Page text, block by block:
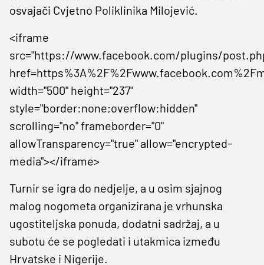
osvajači Cvjetno Poliklinika Milojević.
<iframe
src="https://www.facebook.com/plugins/
width="500" height="237"
style="border:none;overflow:hidden"
scrolling="no" frameborder="0"
allowTransparency="true" allow="encrypted-
media"></iframe>
Turnir se igra do nedjelje, a u osim sjajnog
malog nogometa organizirana je vrhunska
ugostiteljska ponuda, dodatni sadržaj, a u
subotu će se pogledati i utakmica između
Hrvatske i Nigerije.